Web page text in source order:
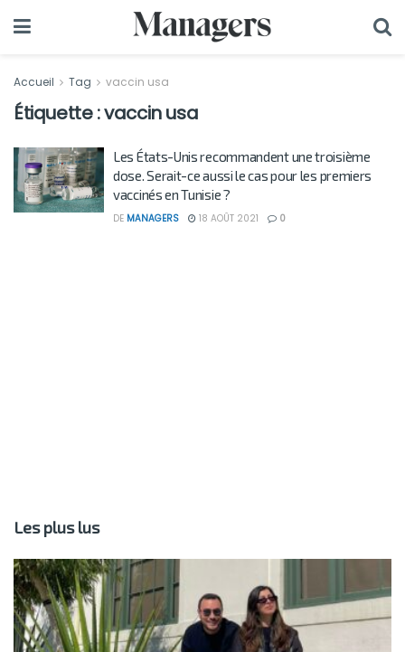
Accueil Tag vaccin usa
Étiquette :vaccin usa
Les États-Unis recommandent une troisième
dose. Serait-ce aussi le cas pour les premiers
vaccinés en Tunisie ?
DE MANAGERS 18 AOÛT 2021 0
Les plus lus